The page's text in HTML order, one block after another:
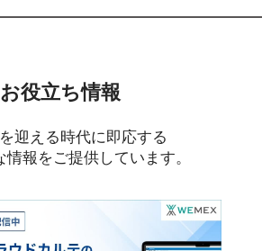
お役立ち情報
迎える時代に即応する
情報をご提供しています。